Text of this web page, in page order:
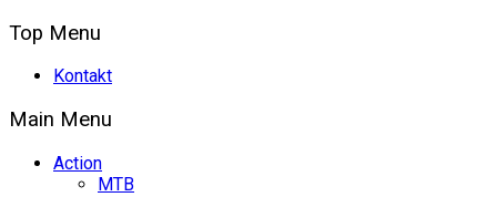
Top Menu
Kontakt
Main Menu
Action
MTB